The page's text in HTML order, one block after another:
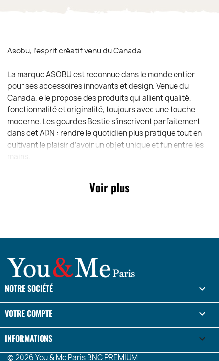
Asobu, l’esprit créatif venu du Canada
La marque ASOBU est reconnue dans le monde entier
pour ses accessoires innovants et design. Venue du
Canada, elle propose des produits qui allient qualité,
fonctionnalité et originalité, toujours avec une touche
moderne. Les gourdes Bestie s’inscrivent parfaitement
dans cet ADN : rendre le quotidien plus pratique tout en
cultivant le plaisir d’avoir un objet unique et fun entre les
Voir plus
NOTRE SOCIÉTÉ 
VOTRE COMPTE 
INFORMATIONS keyboard_arrow_down
© 2026 You & Me Paris BNC PREMIUM